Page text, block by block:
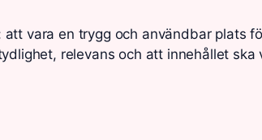
vara en trygg och användbar plats
relevans och att innehållet